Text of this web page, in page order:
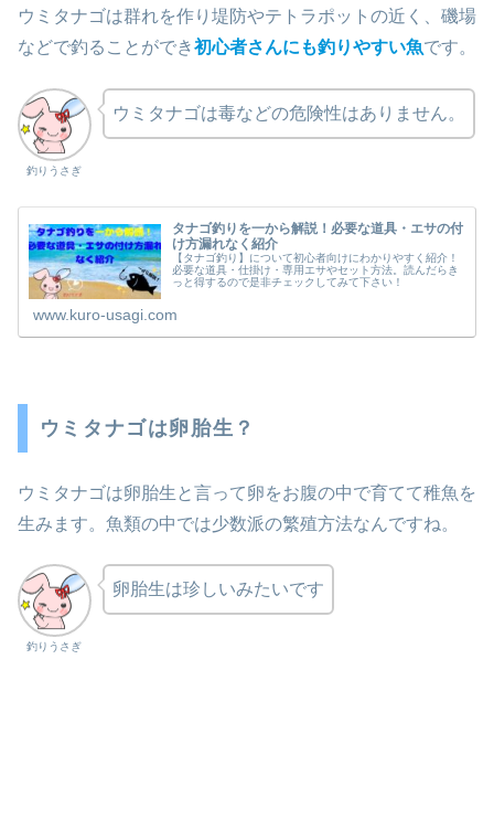
ウミタナゴは群れを作り堤防やテトラポットの近く、磯場
などで釣ることができ初心者さんにも釣りやすい魚です。
釣りうさぎ
ウミタナゴは毒などの危険性はありません。
タナゴ釣りを一から解説！必要な道具・エサの付
け方漏れなく紹介
【タナゴ釣り】について初心者向けにわかりやすく紹介！
必要な道具・仕掛け・専用エサやセット方法。読んだらき
っと得するので是非チェックしてみて下さい！
www.kuro-usagi.com
ウミタナゴは卵胎生？
ウミタナゴは卵胎生と言って卵をお腹の中で育てて稚魚を
生みます。魚類の中では少数派の繁殖方法なんですね。
釣りうさぎ
卵胎生は珍しいみたいです